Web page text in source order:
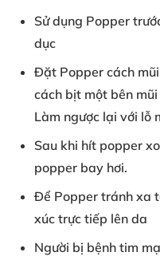
Sử dụng Popper
dục
Đặt Popper cách
cách bịt một bên mũi
Làm ngược lại với lỗ
Sau khi hít popper
popper bay hơi.
Để Popper tránh xa
xúc trực tiếp lên da
Người bị bệnh tim